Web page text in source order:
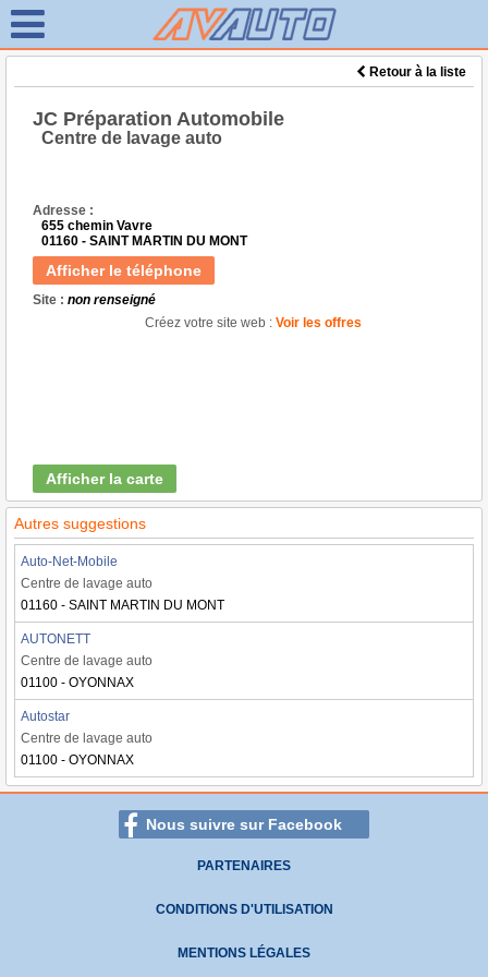
Retour à la liste
JC Préparation Automobile
Centre de lavage auto
Adresse :
655 chemin Vavre
01160 - SAINT MARTIN DU MONT
Afficher le téléphone
Site : non renseigné
Créez votre site web : Voir les offres
Afficher la carte
Autres suggestions
Auto-Net-Mobile
Centre de lavage auto
01160 - SAINT MARTIN DU MONT
AUTONETT
Centre de lavage auto
01100 - OYONNAX
Autostar
Centre de lavage auto
01100 - OYONNAX
Nous suivre sur Facebook
PARTENAIRES
CONDITIONS D'UTILISATION
MENTIONS LÉGALES